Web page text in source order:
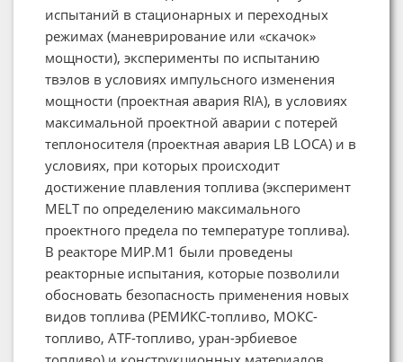
испытаний в стационарных и переходных
режимах (маневрирование или «скачок»
мощности), эксперименты по испытанию
твэлов в условиях импульсного изменения
мощности (проектная авария RIA), в условиях
максимальной проектной аварии с потерей
теплоносителя (проектная авария LB LOCA) и в
условиях, при которых происходит
достижение плавления топлива (эксперимент
MELT по определению максимального
проектного предела по температуре топлива).
В реакторе МИР.М1 были проведены
реакторные испытания, которые позволили
обосновать безопасность применения новых
видов топлива (РЕМИКС-топливо, МОКС-
топливо, ATF-топливо, уран-эрбиевое